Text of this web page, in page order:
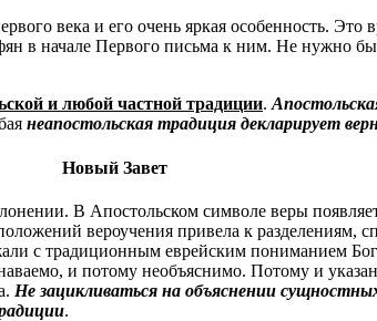
века и его очень яркая особенность.
в начале Первого письма к ним. Не нужно
и любой частной традиции.
неапостольская традиция декларирует
Новый Завет
В Апостольском символе веры
вероучения привела к разделениям,
с традиционным еврейским пониманием
и потому необъяснимо. Потому и
Не зацикливаться на объяснении
.